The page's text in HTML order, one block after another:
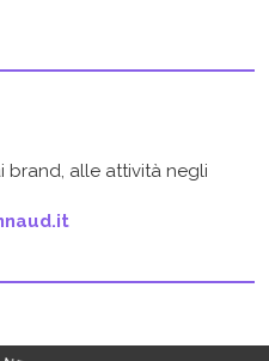
brand, alle attività negli